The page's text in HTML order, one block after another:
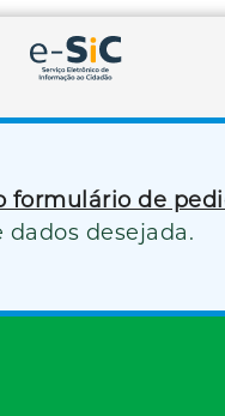
formulário de
desejada.